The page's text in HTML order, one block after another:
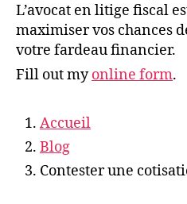
L’avocat en litige fiscal
maximiser vos chances
votre fardeau financier.
Fill out myonline form.
Accueil
Blog
Contester une